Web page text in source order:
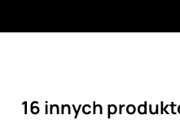
16 innych